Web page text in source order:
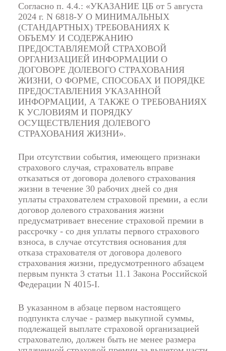
Согласно п. 4.4.: «УКАЗАНИЕ ЦБ от 5 августа
2024 г. N 6818-У О МИНИМАЛЬНЫХ
(СТАНДАРТНЫХ) ТРЕБОВАНИЯХ К
ОБЪЕМУ И СОДЕРЖАНИЮ
ПРЕДОСТАВЛЯЕМОЙ СТРАХОВОЙ
ОРГАНИЗАЦИЕЙ ИНФОРМАЦИИ О
ДОГОВОРЕ ДОЛЕВОГО СТРАХОВАНИЯ
ЖИЗНИ, О ФОРМЕ, СПОСОБАХ И ПОРЯДКЕ
ПРЕДОСТАВЛЕНИЯ УКАЗАННОЙ
ИНФОРМАЦИИ, А ТАКЖЕ О ТРЕБОВАНИЯХ
К УСЛОВИЯМ И ПОРЯДКУ
ОСУЩЕСТВЛЕНИЯ ДОЛЕВОГО
СТРАХОВАНИЯ ЖИЗНИ».
При отсутствии события, имеющего признаки
страхового случая, страхователь вправе
отказаться от договора долевого страхования
жизни в течение 30 рабочих дней со дня
уплаты страхователем страховой премии, а если
договор долевого страхования жизни
предусматривает внесение страховой премии в
рассрочку - со дня уплаты первого страхового
взноса, в случае отсутствия основания для
отказа страхователя от договора долевого
страхования жизни, предусмотренного абзацем
первым пункта 3 статьи 11.1 Закона Российской
Федерации N 4015-I.
В указанном в абзаце первомнастоящего
подпункта случае - размер выкупной суммы,
подлежащей выплате страховой организацией
страхователю, должен быть не менее размера